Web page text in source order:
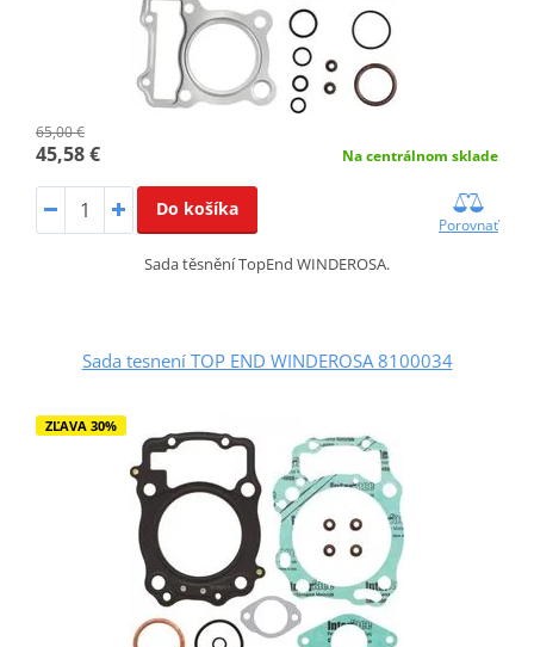
65,00 €
45,58 € Na centrálnom sklade
Do košíka
Porovnať
Sada těsnění TopEnd WINDEROSA.
Sada tesnení TOP END WINDEROSA 8100034
ZĽAVA 30%